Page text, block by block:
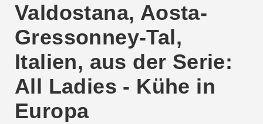
Valdostana, Aosta-
Gressonney-Tal,
Italien, aus der Serie:
All Ladies - Kühe in
Europa